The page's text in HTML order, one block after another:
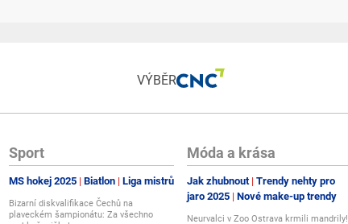
VÝBĚR
Sport
MS hokej 2025 Biatlon Liga mistrů
Bizarní diskvalifikace Čechů na
plaveckém šampionátu: Za všechno
Móda a krása
Jak zhubnout Trendy nehty pro
jaro 2025 Nové make-up trendy
Neurvalci v Zoo Ostrava krmili mandrily!